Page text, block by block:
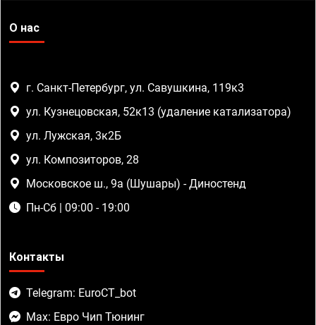
О нас
г. Санкт-Петербург, ул. Савушкина, 119к3
ул. Кузнецовская, 52к13 (удаление катализатора)
ул. Лужская, 3к2Б
ул. Композиторов, 28
Московское ш., 9а (Шушары) - Диностенд
Пн-Сб | 09:00 - 19:00
Контакты
Telegram: EuroCT_bot
Max: Евро Чип Тюнинг